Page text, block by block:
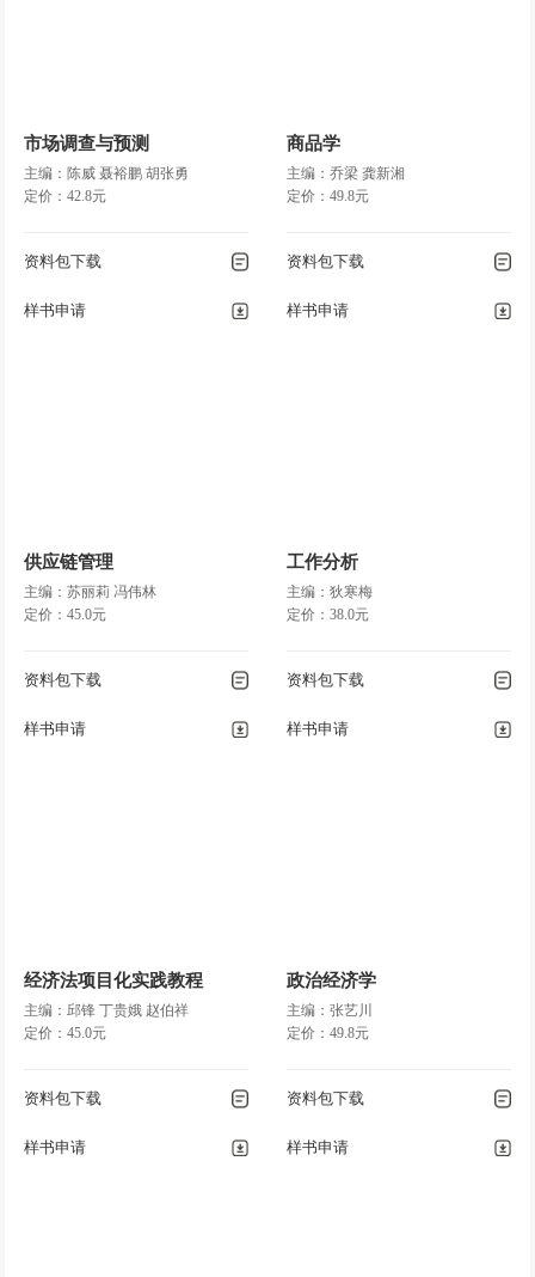
市场调查与预测
主编：陈威 聂裕鹏 胡张勇
定价：42.8元
资料包下载
样书申请
商品学
主编：乔梁 龚新湘
定价：49.8元
资料包下载
样书申请
供应链管理
主编：苏丽莉 冯伟林
定价：45.0元
资料包下载
样书申请
工作分析
主编：狄寒梅
定价：38.0元
资料包下载
样书申请
经济法项目化实践教程
主编：邱锋 丁贵娥 赵伯祥
定价：45.0元
资料包下载
样书申请
政治经济学
主编：张艺川
定价：49.8元
资料包下载
样书申请